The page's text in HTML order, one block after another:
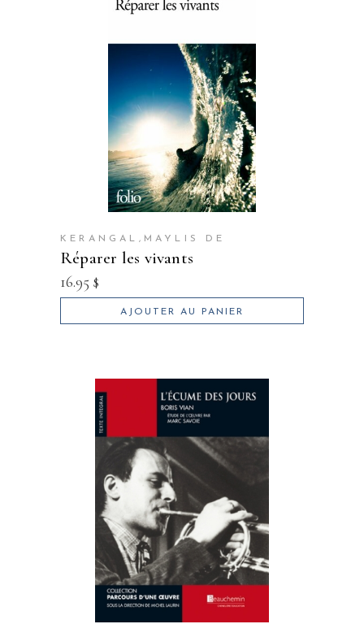
KERANGAL,MAYLIS DE
réparer les vivants
16.95 $
AJOUTER AU PANIER